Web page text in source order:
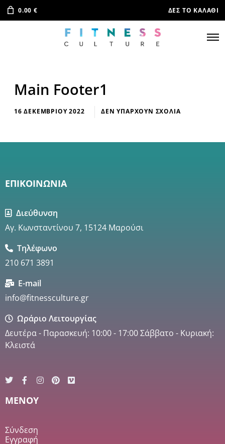
0.00 € ΔΕΣ ΤΟ ΚΑΛΆΘΙ
Main Footer1
16 ΔΕΚΕΜΒΡΊΟΥ 2022 ΔΕΝ ΥΠΆΡΧΟΥΝ ΣΧΌΛΙΑ
ΕΠΙΚΟΙΝΩΝΙΑ
Διεύθυνση
Αγ. Κωνσταντίνου 7, 15124 Μαρούσι
Τηλέφωνο
210 671 3891
E-mail
info@fitnessculture.gr
Ωράριο Λειτουργίας
Δευτέρα - Παρασκευή: 10:00 - 17:00 Σάββατο - Κυριακή:
Κλειστά
MENOY
Σύνδεση
Εγγραφή